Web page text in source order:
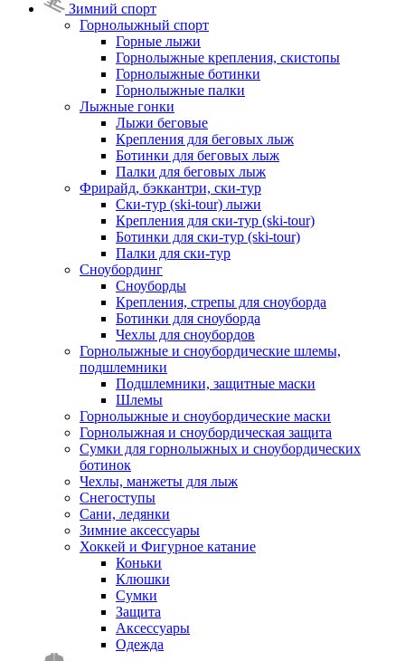
Зимний спорт
Горнолыжный спорт
Горные лыжи
Горнолыжные крепления, скистопы
Горнолыжные ботинки
Горнолыжные палки
Лыжные гонки
Лыжи беговые
Крепления для беговых лыж
Ботинки для беговых лыж
Палки для беговых лыж
Фрирайд, бэккантри, ски-тур
Ски-тур (ski-tour) лыжи
Крепления для ски-тур (ski-tour)
Ботинки для ски-тур (ski-tour)
Палки для ски-тур
Сноубординг
Сноуборды
Крепления, стрепы для сноуборда
Ботинки для сноуборда
Чехлы для сноубордов
Горнолыжные и сноубордические шлемы,
подшлемники
Подшлемники, защитные маски
Шлемы
Горнолыжные и сноубордические маски
Горнолыжная и сноубордическая защита
Сумки для горнолыжных и сноубордических
ботинок
Чехлы, манжеты для лыж
Снегоступы
Сани, ледянки
Зимние аксессуары
Хоккей и Фигурное катание
Коньки
Клюшки
Сумки
Защита
Аксессуары
Одежда